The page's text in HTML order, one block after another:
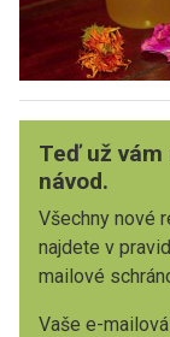
Teď už
návod.
Všechny nové
najdete v
mailové
Vaše e-